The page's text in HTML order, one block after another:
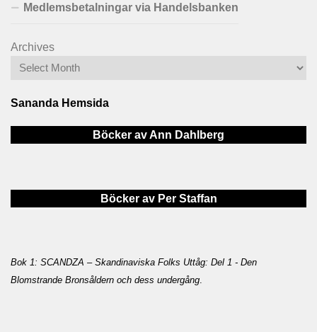
Medlemsbetalningar via Handelsbanken
Archives
Sananda Hemsida
Böcker av Ann Dahlberg
Böcker av Per Staffan
Bok 1: SCANDZA – Skandinaviska Folks Uttåg: Del 1 - Den
Blomstrande Bronsåldern och dess undergång.